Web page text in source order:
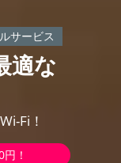
サービス
適な
Fi！
！